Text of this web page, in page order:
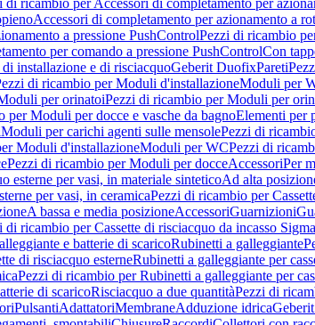
di ricambio per Accessori di completamento per
Accessori di completamento per azionamento a
a pressione PushControlPezzi di ricambio
per comando a pressione PushControlCon
di installazione e di risciacquoGeberit DuofixPareti
di ricambio per Moduli d'installazioneModuli per
per orinatoiPezzi di ricambio per Moduli per
per Moduli per docce e vasche da bagnoElementi per
Moduli per carichi agenti sulle mensolePezzi di
Moduli d'installazioneModuli per WCPezzi di
Pezzi di ricambio per Moduli per docceAccessoriPer
esterne per vasi, in materiale sinteticoAd alta
per vasi, in ceramicaPezzi di ricambio per
A bassa e media posizioneAccessoriGuarnizioni
di ricambio per Cassette di risciacquo da incasso Sigma
e batterie di scaricoRubinetti a galleggiante
di risciacquo esterneRubinetti a galleggiante per
Pezzi di ricambio per Rubinetti a galleggiante per
di scaricoRisciacquo a due quantitàPezzi di
PulsantiAdattatoriMembraneAdduzione idrica